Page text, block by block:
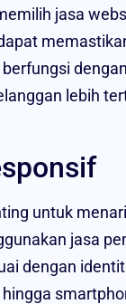
jasa
lebih
untuk
jasa
dengan